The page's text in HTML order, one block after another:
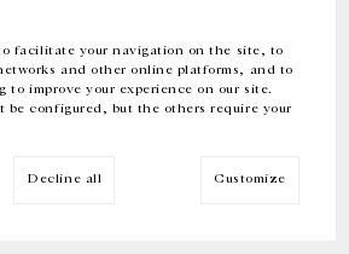
facilitate your navigation on the site, to
and other online platforms, and to
to improve your experience on our site.
be configured, but the others require your
Decline all Customize
Instagram